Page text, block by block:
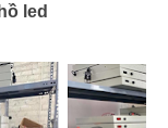
led